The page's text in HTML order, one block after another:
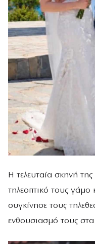
Η τελευταία σκηνή
τηλεοπτικό τους γάμο
συγκίνησε τους
ενθουσιασμό τους